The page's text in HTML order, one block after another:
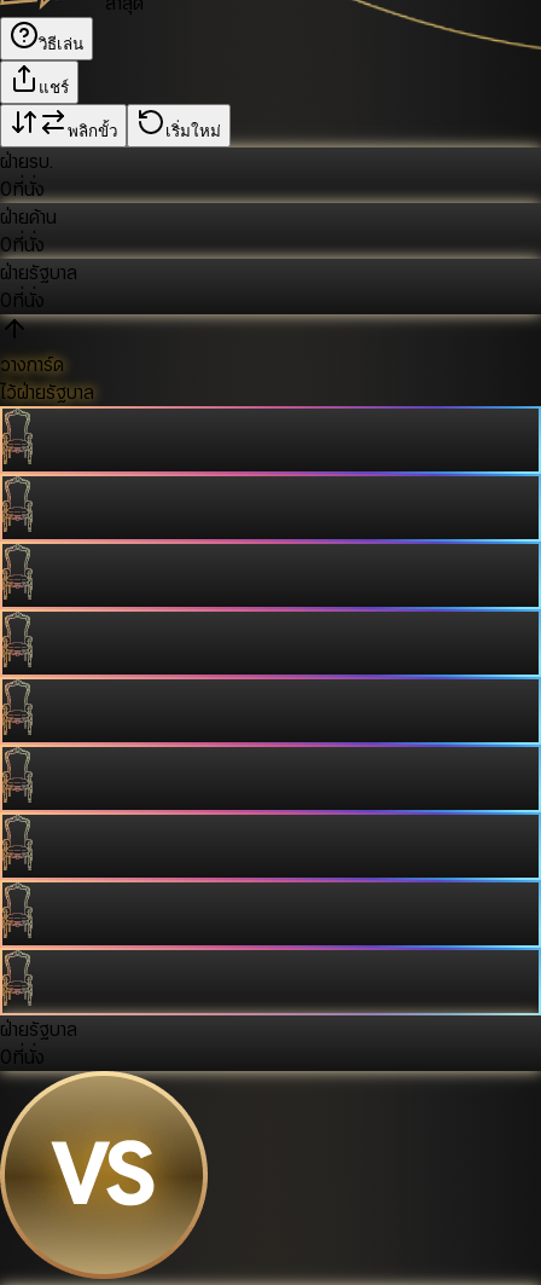
วิธีเล่น
แชร์
พลิกขั้ว เริ่มใหม่
ฝ่ายรบ.
0ที่นั่ง
ฝ่ายค้าน
0ที่นั่ง
ฝ่ายรัฐบาล
0ที่นั่ง
วางการ์ด
ไว้ฝ่ายรัฐบาล
ฝ่ายรัฐบาล
0ที่นั่ง